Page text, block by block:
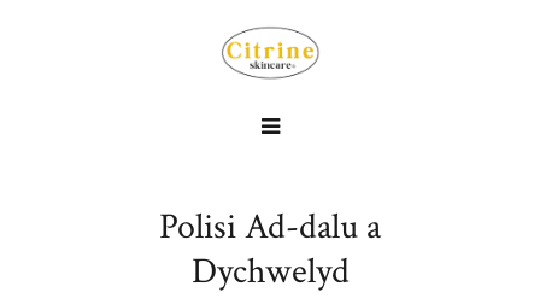
Polisi Ad-dalu a
Dychwelyd